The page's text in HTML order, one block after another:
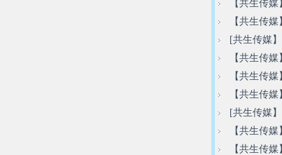
【共生传
【共生传
[共生传媒
【共生传
【共生传
【共生传
[共生传媒
【共生传
【共生传